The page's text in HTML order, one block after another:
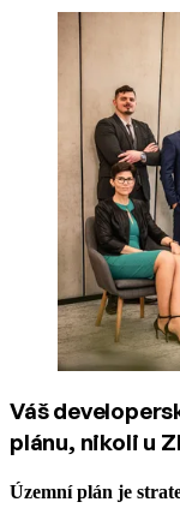
Váš
plánu, nikoli u
Územní plán je